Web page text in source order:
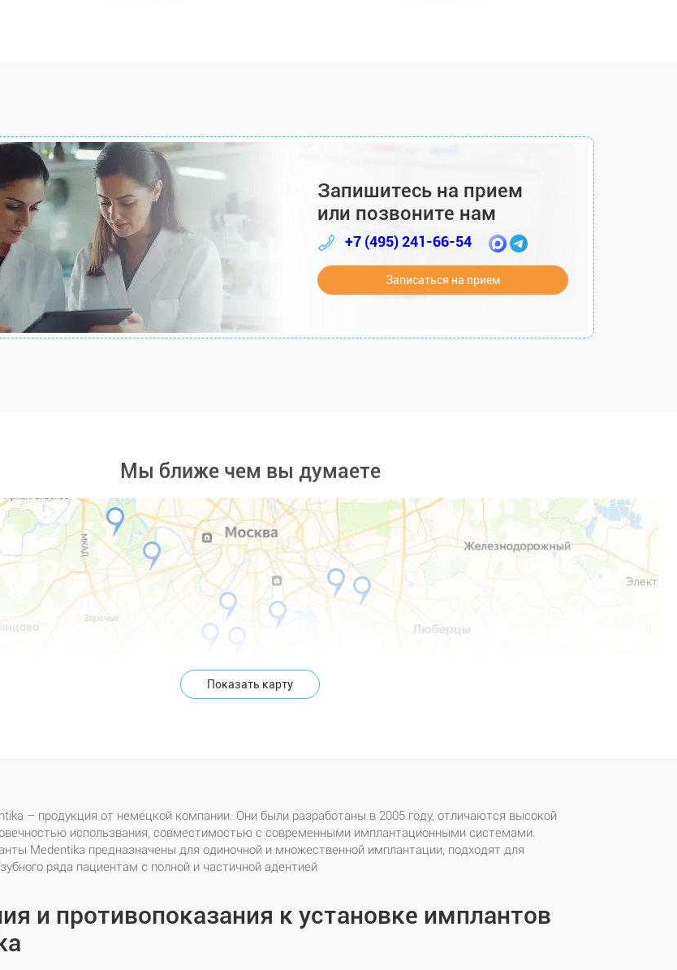
Запишитесь на прием
или позвоните нам
+7 (495) 241-66-54
Записаться на прием
Мы ближе чем вы думаете
Показать карту
– продукция от немецкой компании. Они были разработаны в 2005 году, отличаются высокой
использвания, совместимостью с современными имплантационными системами.
Medentika предназначены для одиночной и множественной имплантации, подходят для
ряда пациентам с полной и частичной адентией
и противопоказания к установке имплантов